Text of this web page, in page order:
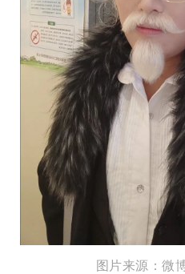
图片来源：微